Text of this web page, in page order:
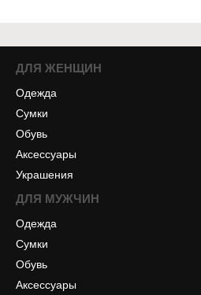
ДЛЯ ЖЕНЩИН
Одежда
Сумки
Обувь
Аксессуары
Украшения
ДЛЯ МУЖЧИН
Одежда
Сумки
Обувь
Аксессуары